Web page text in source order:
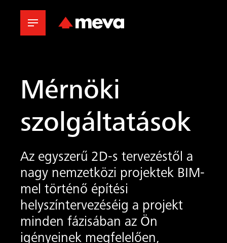
Mérnöki
szolgáltatások
Az egyszerű 2D-s tervezéstől a
nagy nemzetközi projektek BIM-
mel történő építési
helyszíntervezéséig a projekt
minden fázisában az Ön
igényeinek megfelelően,